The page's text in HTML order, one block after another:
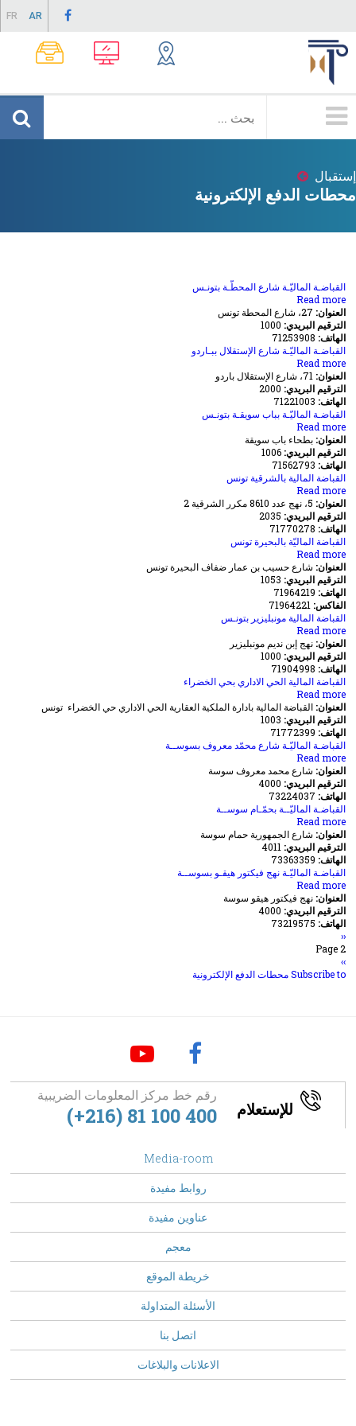
content
FR AR
Principale
Breadcrumb
إستقبال
محطات الدفع الإلكترونية
القباضـة الماليّـة شارع المحطّـة بتونـس
Read more
القباضـة
الماليّـة
شارع
المحطّـة
العنوان: 27، شارع المحطة تونس
الترقيم البريدي: 1000
الهاتف: 71253908
القباضـة الماليّـة شارع الإستقلال ببـاردو
Read more
القباضـة
الماليّـة
شارع
الإستقلال
العنوان: 71، شارع الإستقلال باردو
الترقيم البريدي: 2000
الهاتف: 71221003
القباضـة الماليّـة بباب سويقـة بتونـس
Read more
القباضـة
الماليّـة
بباب
سويقـة
العنوان:بطحاء باب سويقة
الترقيم البريدي:1006
الهاتف: 71562793
القباضة المالية بالشرقية تونس
Read more
القباضة
المالية
بالشرقية
تونس
العنوان: 5، نهج عدد 8610 مكرر الشرقية 2
الترقيم البريدي: 2035
الهاتف: 71770278
القباضة الماليّة بالبحيرة تونس
Read more
القباضة
الماليّة
بالبحيرة
تونس
العنوان: شارع حسيب بن عمار ضفاف البحيرة تونس
الترقيم البريدي: 1053
الهاتف: 71964219
الفاكس: 71964221
القباضة المالية مونبليزير بتونـس
Read more
القباضة
المالية
مونبليزير
بتونـس
العنوان:نهج إبن نديم مونبليزير
الترقيم البريدي: 1000
الهاتف: 71904998
القباضة المالية الحي الاداري بحي الخضراء
Read more
القباضة
المالية
الحي
الاداري
الخضراء
العنوان:القباضة المالية بادارة الملكية العقارية الحي الاداري حي الخضراء تونس
الترقيم البريدي: 1003
الهاتف: 71772399
القباضـة الماليّـة شارع محمّد معروف بسوســة
Read more
القباضـة
الماليّـة
شارع
محمّد
بسوســة
العنوان: شارع محمد معروف سوسة
الترقيم البريدي: 4000
الهاتف: 73224037
القباضـة الماليّــة بحمّـام سوســة
Read more
القباضـة
الماليّــة
بحمّـام
سوســة
العنوان: شارع الجمهورية حمام سوسة
الترقيم البريدي: 4011
الهاتف: 73363359
القباضـة الماليّـة نهج فيكتور هيقـو بسوســة
Read more
القباضـة
الماليّـة
نهج
العنوان:نهج فيكتور هيقو سوسة
الترقيم البريدي: 4000
الهاتف: 73219575
Pagination
Previous
page
‹‹
Page 2
الصفحة
التالية
››
Subscribe to محطات الدفع الإلكترونية
للإستعلام
رقم خط مركز المعلومات الضريبية
(+216) 81 100 400
Media-room
روابط مفيدة
عناوين مفيدة
معجم
خريطة الموقع
الأسئلة المتداولة
اتصل بنا
الاعلانات والبلاغات